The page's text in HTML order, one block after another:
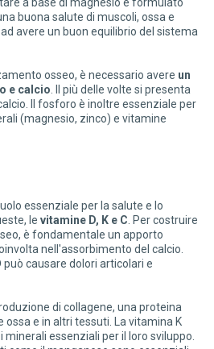
buona salute di muscoli, ossa e
avere un buon equilibrio del sistema
osseo, è necessario avere un
e calcio . Il più delle volte si presenta
Il fosforo è inoltre essenziale per
(magnesio, zinco) e vitamine
essenziale per la salute e lo
le vitamine D, K e C . Per costruire
è fondamentale un apporto
nell'assorbimento del calcio.
causare dolori articolari e
di collagene, una proteina
ossa e in altri tessuti. La vitamina K
essenziali per il loro sviluppo.